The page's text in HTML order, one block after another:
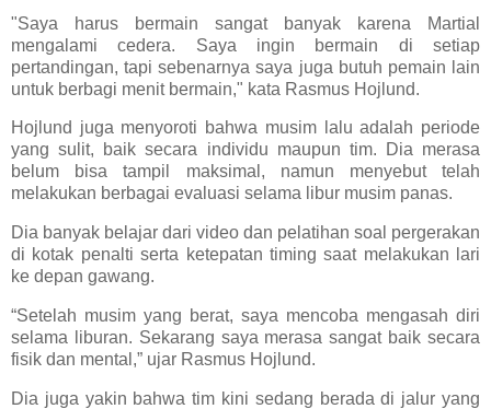
"Saya harus bermain sangat banyak karena Martial
mengalami cedera. Saya ingin bermain di setiap
pertandingan, tapi sebenarnya saya juga butuh pemain lain
untuk berbagi menit bermain," kata Rasmus Hojlund.
Hojlund juga menyoroti bahwa musim lalu adalah periode
yang sulit, baik secara individu maupun tim. Dia merasa
belum bisa tampil maksimal, namun menyebut telah
melakukan berbagai evaluasi selama libur musim panas.
Dia banyak belajar dari video dan pelatihan soal pergerakan
di kotak penalti serta ketepatan timing saat melakukan lari
ke depan gawang.
“Setelah musim yang berat, saya mencoba mengasah diri
selama liburan. Sekarang saya merasa sangat baik secara
fisik dan mental,” ujar Rasmus Hojlund.
Dia juga yakin bahwa tim kini sedang berada di jalur yang